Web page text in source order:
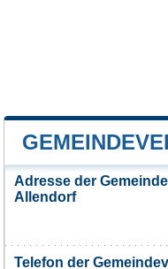
Adresse der
Allendorf
Telefon der